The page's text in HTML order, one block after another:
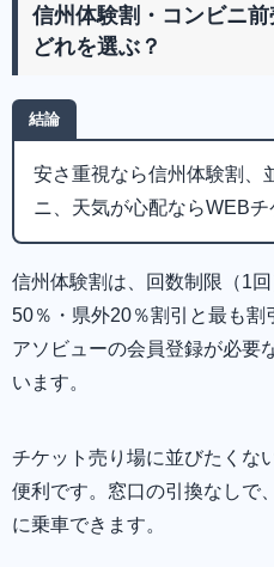
信州体験割・コンビニ前
どれを選ぶ？
結論
安さ重視なら信州体験割、
ニ、天気が心配ならWEBチ
信州体験割は、回数制限（1
50％・県外20％割引と最も割
アソビューの会員登録が必要
います。
チケット売り場に並びたくな
便利です。窓口の引換なしで
に乗車できます。